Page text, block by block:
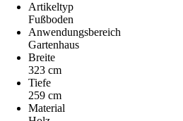
Artikeltyp
Fußboden
Anwendungsbereich
Gartenhaus
Breite
323 cm
Tiefe
259 cm
Material